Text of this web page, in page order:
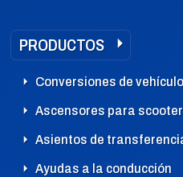
PRODUCTOS
Conversiones de
Ascensores para
Asientos de
Ayudas a la conducción